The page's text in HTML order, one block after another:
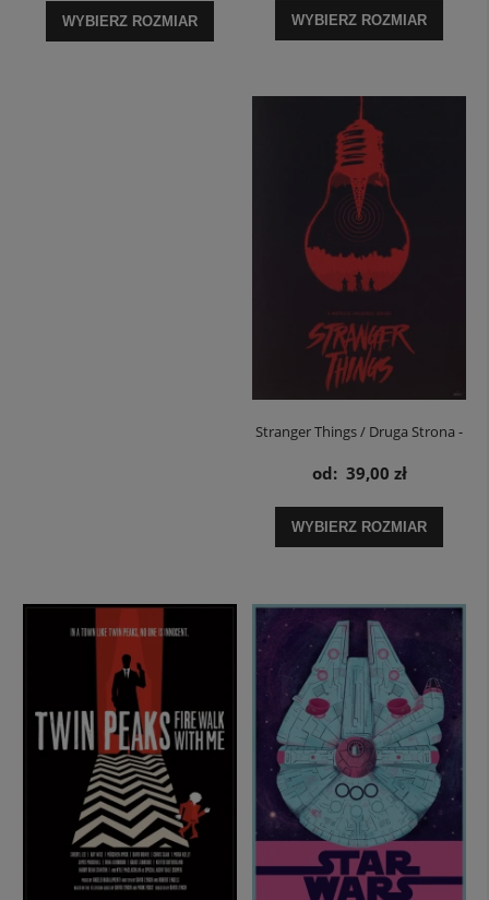
WYBIERZ ROZMIAR WYBIERZ ROZMIAR
Stranger Things / Druga Strona -
plakat
od: 39,00 zł
WYBIERZ ROZMIAR